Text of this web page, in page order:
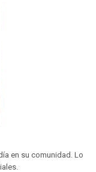
en su comunidad. Lo